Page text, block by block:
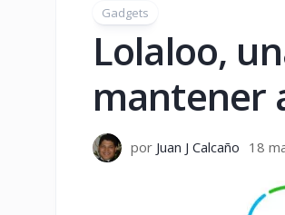
Gadgets
Lolaloo,
mantener
por Juan J Calcaño 18